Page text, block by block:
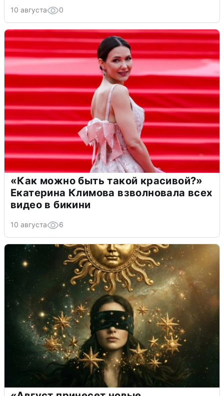
10 августа 0
«Как можно быть такой красивой?»
Екатерина Климова взволновала всех
видео в бикини
10 августа 6